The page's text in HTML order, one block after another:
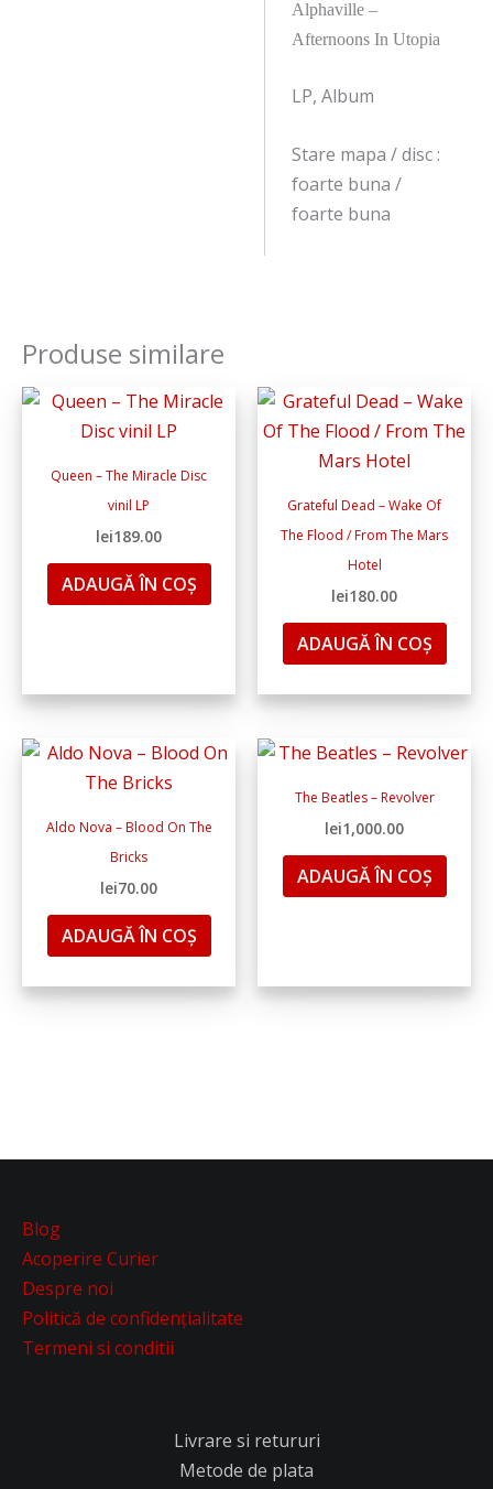
Alphaville ‎–
Afternoons In Utopia
LP, Album
Stare mapa / disc :
foarte buna /
foarte buna
Produse similare
Queen – The Miracle Disc
vinil LP
lei189.00
ADAUGĂ ÎN COȘ
Grateful Dead – Wake Of
The Flood / From The Mars
Hotel
lei180.00
ADAUGĂ ÎN COȘ
Aldo Nova ‎– Blood On The
Bricks
lei70.00
ADAUGĂ ÎN COȘ
The Beatles ‎– Revolver
lei1,000.00
ADAUGĂ ÎN COȘ
Blog
Acoperire Curier
Despre noi
Politică de confidențialitate
Termeni si conditii
Livrare si retururi
Metode de plata